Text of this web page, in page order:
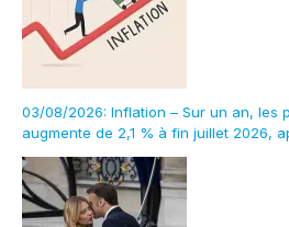
03/08/2026: Inflation – Sur un an, les
augmente de 2,1 % à fin juillet 2026,